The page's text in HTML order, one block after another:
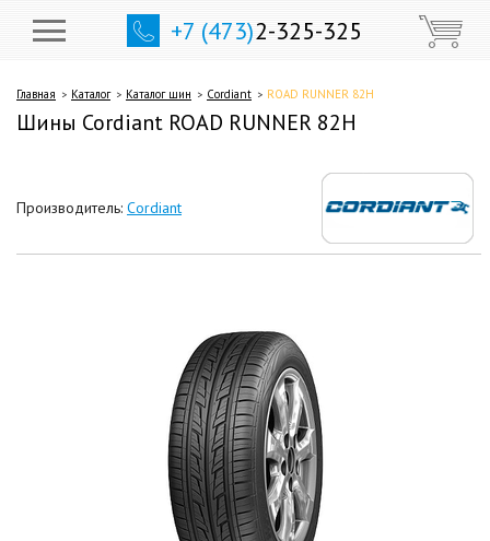
+7 (473)2-325-325
Главная Каталог Каталог шин Cordiant ROAD RUNNER 82H
Шины Cordiant ROAD RUNNER 82H
Производитель: Cordiant